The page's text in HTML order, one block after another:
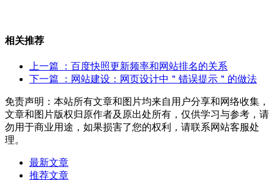
相关推荐
上一篇
：百度快照更新频率和网站排名的关系
下一篇
：网站建设：网页设计中＂错误提示＂的做法
免责声明：本站所有文章和图片均来自用户分享和网络收集，
文章和图片版权归原作者及原出处所有，仅供学习与参考，请
勿用于商业用途，如果损害了您的权利，请联系网站客服处
理。
最新文章
推荐文章